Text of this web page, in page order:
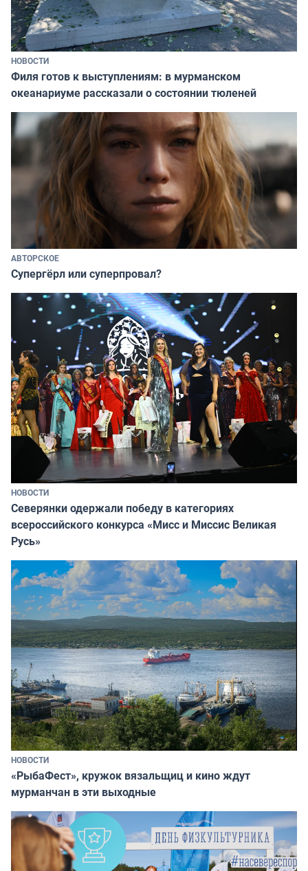
НОВОСТИ
Филя готов к выступлениям: в мурманском
океанариуме рассказали о состоянии тюленей
АВТОРСКОЕ
Супергёрл или суперпровал?
НОВОСТИ
Северянки одержали победу в категориях
всероссийского конкурса «Мисс и Миссис Великая
Русь»
НОВОСТИ
«РыбаФест», кружок вязальщиц и кино ждут
мурманчан в эти выходные